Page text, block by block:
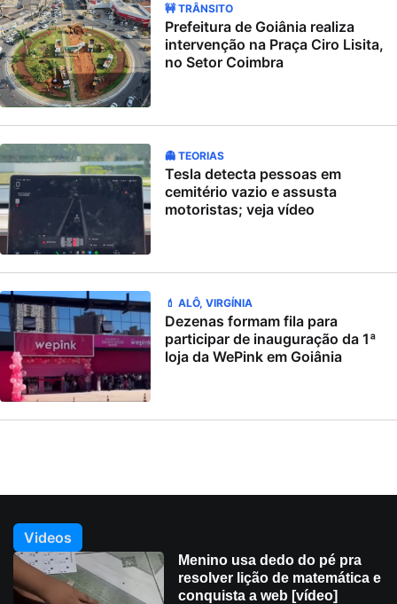
🚧 TRÂNSITO
Prefeitura de Goiânia realiza
intervenção na Praça Ciro Lisita,
no Setor Coimbra
👻 TEORIAS
Tesla detecta pessoas em
cemitério vazio e assusta
motoristas; veja vídeo
💄 ALÔ, VIRGÍNIA
Dezenas formam fila para
participar de inauguração da 1ª
loja da WePink em Goiânia
Videos
Menino usa dedo do pé pra
resolver lição de matemática e
conquista a web [vídeo]